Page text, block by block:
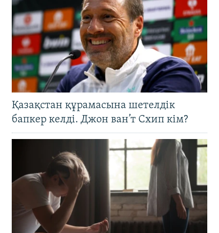
Қазақстан құрамасына шетелдік
бапкер келді. Джон ван’т Схип кім?